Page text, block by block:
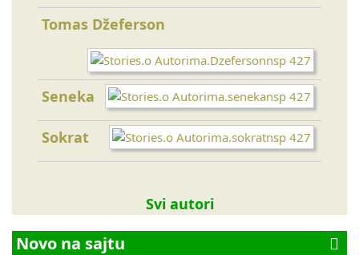
Tomas Džeferson
Seneka
Sokrat
Svi autori
Novo na sajtu